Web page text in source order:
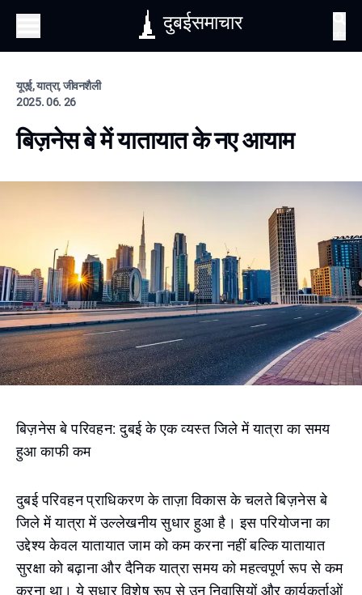
दुबईसमाचार
यूएई, यात्रा, जीवनशैली
2025. 06. 26
बिज़नेस बे में यातायात के नए आयाम
बिज़नेस बे परिवहन: दुबई के एक व्यस्त जिले में यात्रा का समय
हुआ काफी कम
दुबई परिवहन प्राधिकरण के ताज़ा विकास के चलते बिज़नेस बे
जिले में यात्रा में उल्लेखनीय सुधार हुआ है। इस परियोजना का
उद्देश्य केवल यातायात जाम को कम करना नहीं बल्कि यातायात
सुरक्षा को बढ़ाना और दैनिक यात्रा समय को महत्वपूर्ण रूप से कम
करना था। ये सुधार विशेष रूप से उन निवासियों और कार्यकर्ताओं